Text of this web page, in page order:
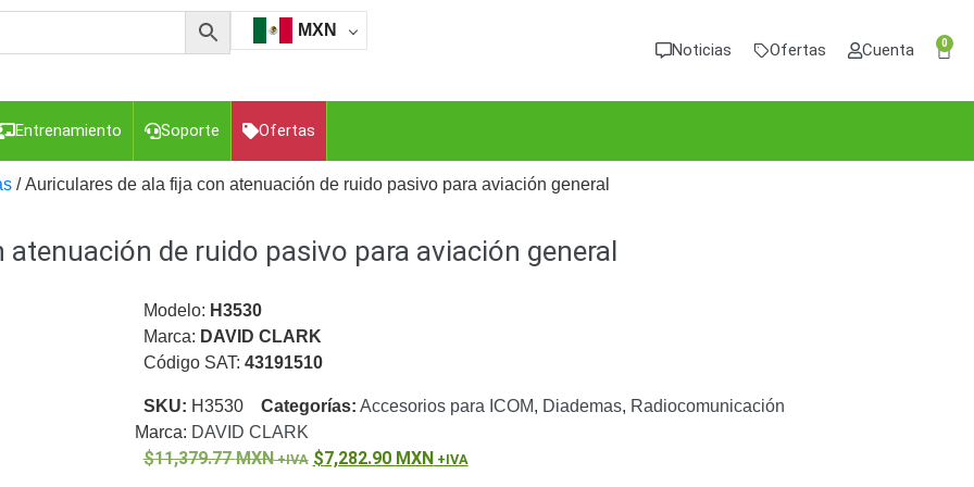
MXN
Noticias Ofertas Cuenta 0
Entrenamiento Soporte Ofertas
para Computadora y Smartphones Cajas de
Gabinetes de Acero para DVR y NVR
Gabinetes para
y Brackets para CámarasPartes o
Transceptores de Video
Cable Coaxial y ConectoresCables Armados -
Para Alimentación y ElectricidadRG59 Tipo
/ Auriculares de ala fija con atenuación de ruido pasivo para aviación general
de ruido pasivo para aviación general
Modelo: H3530
Marca: DAVID CLARK
Código SAT: 43191510
SKU: H3530 Categorías: Accesorios para ICOM, Diademas, Radiocomunicación
Marca: DAVID CLARK
11,379.77MXN 7,282.90 MXN